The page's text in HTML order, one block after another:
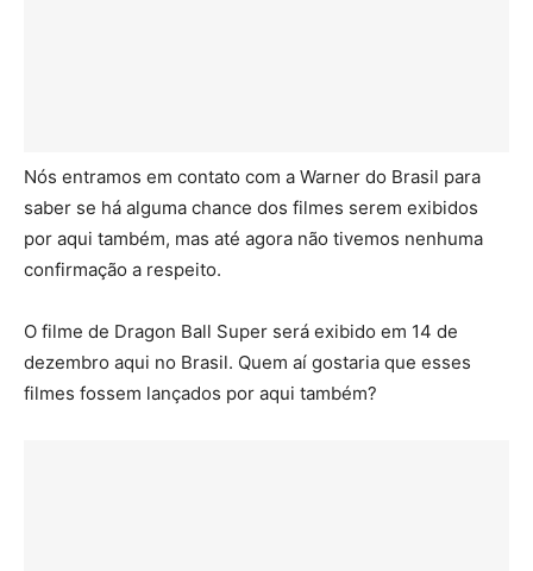
Nós entramos em contato com a Warner do Brasil para
saber se há alguma chance dos filmes serem exibidos
por aqui também, mas até agora não tivemos nenhuma
confirmação a respeito.
O filme de Dragon Ball Super será exibido em 14 de
dezembro aqui no Brasil. Quem aí gostaria que esses
filmes fossem lançados por aqui também?